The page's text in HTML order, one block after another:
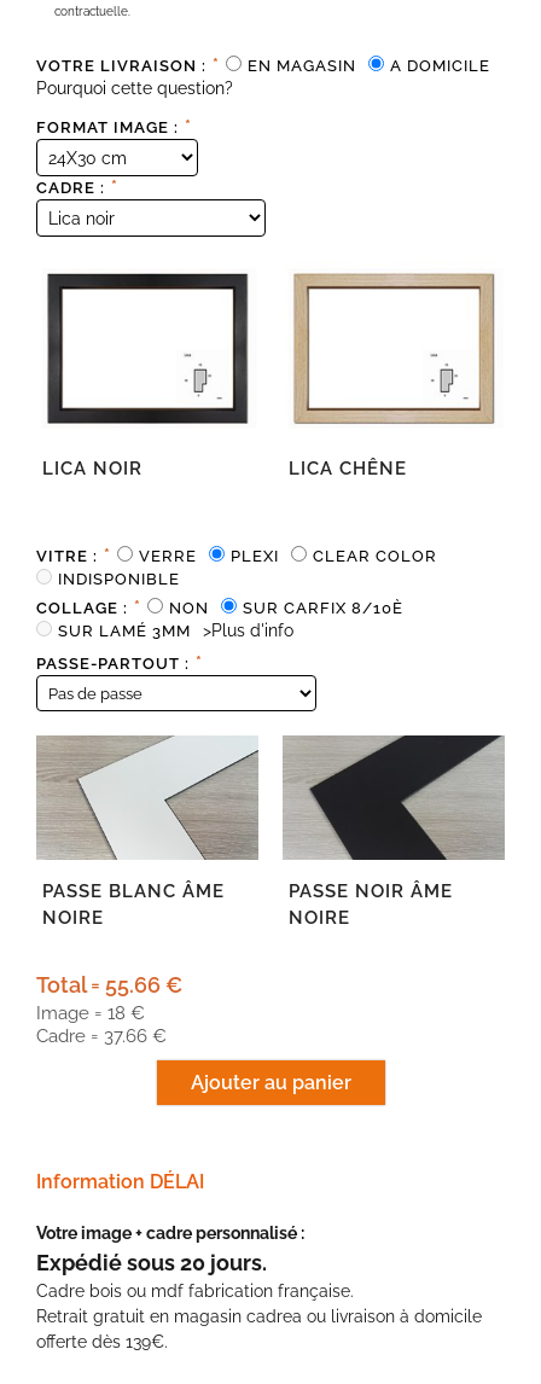
contractuelle.
VOTRE LIVRAISON : * EN MAGASIN A DOMICILE
Pourquoi cette question?
FORMAT IMAGE : *
CADRE : *
LICA NOIR LICA CHÊNE
VITRE : * VERRE PLEXI
CLEAR COLOR
INDISPONIBLE
COLLAGE : * NON
SUR CARFIX 8/10È
SUR LAMÉ 3MM
>Plus d'info
PASSE-PARTOUT : *
PASSE BLANC ÂME
NOIRE
PASSE NOIR ÂME
NOIRE
Total = 55.66 €
Image = 18 €
Cadre = 37.66 €
Information DÉLAI
Votre image + cadre personnalisé :
Expédié sous 20 jours.
Cadre bois ou mdf fabrication française.
Retrait gratuit en magasin cadrea ou livraison à domicile
offerte dès 139€.